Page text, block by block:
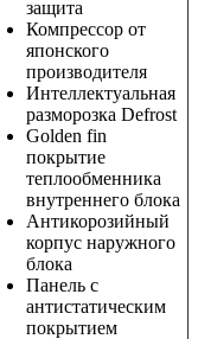
защита
Компрессор от
японского
производителя
Интеллектуальная
разморозка Defrost
Golden fin
покрытие
теплообменника
внутреннего блока
Антикорозийный
корпус наружнoго
блока
Панель с
антистатическим
покрытием